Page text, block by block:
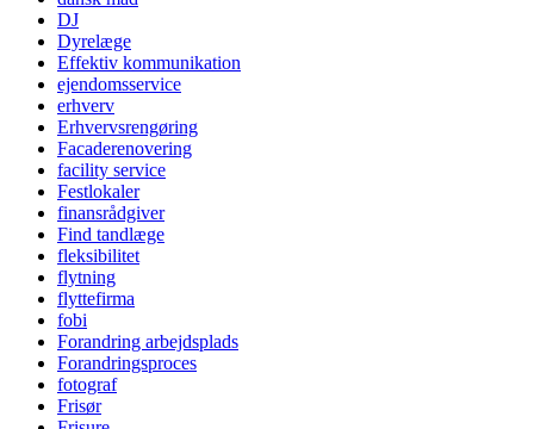
DJ
Dyrelæge
Effektiv kommunikation
ejendomsservice
erhverv
Erhvervsrengøring
Facaderenovering
facility service
Festlokaler
finansrådgiver
Find tandlæge
fleksibilitet
flytning
flyttefirma
fobi
Forandring arbejdsplads
Forandringsproces
fotograf
Frisør